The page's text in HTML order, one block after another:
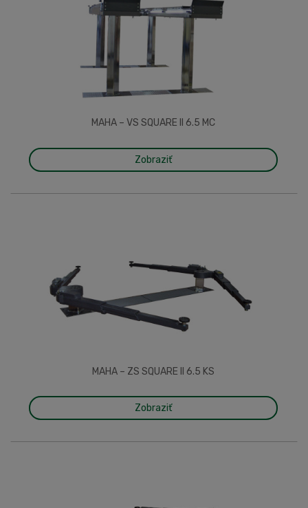
MAHA – VS SQUARE II 6.5 MC
Zobraziť
MAHA – ZS SQUARE II 6.5 KS
Zobraziť